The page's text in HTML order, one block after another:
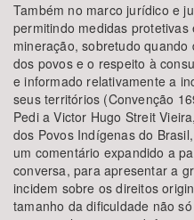
Também no marco jurídico e
permitindo medidas
mineração, sobretudo
dos povos e o respeito à
e informado relativamente a
seus territórios (Convenção
Pedi a Victor Hugo Streit
dos Povos Indígenas do
um comentário expandido a
conversa, para apresentar a
incidem sobre os direitos
tamanho da dificuldade não